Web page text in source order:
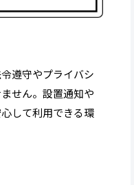
遵守やプライバシ
せん。設置通知や
して利用できる環